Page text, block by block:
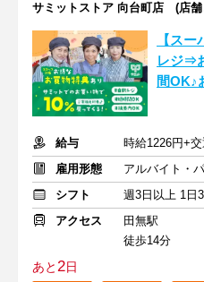
サミットストア 向台町店 (店舗
【ス
レジ⇒
間OK♪
給与
時給1226円+
雇用形態
アルバイト・
シフト
週3日以上 1日
アクセス
田無駅
徒歩14分
あと2日